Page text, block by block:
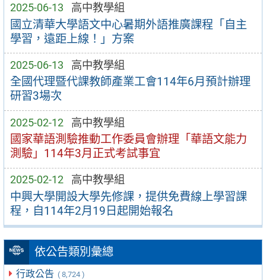
2025-06-13 高中教學組
國立清華大學語文中心暑期外語推廣課程「自主
學習，遠距上線！」方案
2025-06-13 高中教學組
全國代理暨代課教師產業工會114年6月預計辦理
研習3場次
2025-02-12 高中教學組
國家華語測驗推動工作委員會辦理「華語文能力
測驗」114年3月正式考試事宜
2025-02-12 高中教學組
中興大學開設大學先修課，提供免費線上學習課
程，自114年2月19日起開始報名
依公告類別彙總
行政公告 ( 8,724 )